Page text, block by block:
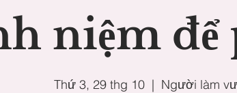
niệm để
Thứ 3, 29 thg 10
  |
Người làm